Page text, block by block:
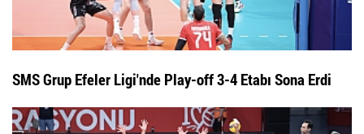
SMS Grup Efeler Ligi'nde Play-off 3-4 Etabı Sona Erdi